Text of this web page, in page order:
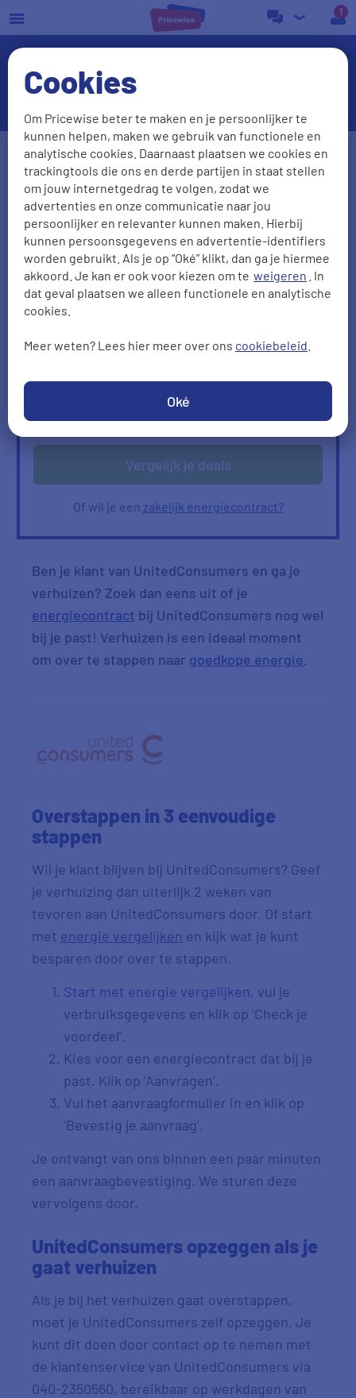
Cookies
Om Pricewise beter te maken en je persoonlijker te
kunnen helpen, maken we gebruik van functionele en
analytische cookies. Daarnaast plaatsen we cookies en
trackingtools die ons en derde partijen in staat stellen
om jouw internetgedrag te volgen, zodat we
advertenties en onze communicatie naar jou
persoonlijker en relevanter kunnen maken. Hierbij
kunnen persoonsgegevens en advertentie-identifiers
worden gebruikt. Als je op “Oké” klikt, dan ga je hiermee
akkoord. Je kan er ook voor kiezen om te weigeren . In
dat geval plaatsen we alleen functionele en analytische
cookies.
Meer weten? Lees hier meer over ons cookiebeleid
Oké
a
UnitedConsumers verhuizen
Postcode Huisnr. + Toev.
Huidige leverancier
Aantal personen
1
2000kWh/jr 950m3/jr
Zonnepanelen
Vergelijk je deals
Of wil je een zakelijk energiecontract?
ophalen
Ben je klant van UnitedConsumers en ga je
verhuizen? Zoek dan eens uit of je
energiecontract bij UnitedConsumers nog wel
bij je past! Verhuizen is een ideaal moment
om over te stappen naar goedkope energie
Overstappen in 3 eenvoudige
stappen
Wil je klant blijven bij UnitedConsumers? Geef
je verhuizing dan uiterlijk 2 weken van
tevoren aan UnitedConsumers door. Of start
met energie vergelijken en kijk wat je kunt
besparen door over te stappen.
Start met energie vergelijken, vul je
verbruiksgegevens en klik op ‘Check je
voordeel’.
Kies voor een energiecontract dat bij je
past. Klik op ‘Aanvragen’.
Vul het aanvraagformulier in en klik op
‘Bevestig je aanvraag’.
Je ontvangt van ons binnen een paar minuten
een aanvraagbevestiging. We sturen deze
vervolgens door.
UnitedConsumers opzeggen als je
gaat verhuizen
Als je bij het verhuizen gaat overstappen,
moet je UnitedConsumers zelf opzeggen. Je
kunt dit doen door contact op te nemen met
de klantenservice van UnitedConsumers via
040-2350560, bereikbaar op werkdagen van